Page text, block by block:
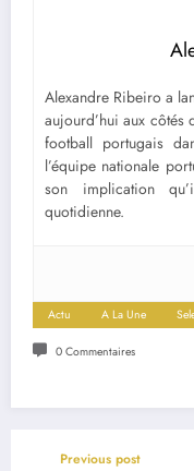
Alexandre Ribeiro a
aujourd’hui aux côtés
football portugais
l’équipe nationale
son implication
quotidienne.
Actu A La Une
0 Commentaires
Previous post